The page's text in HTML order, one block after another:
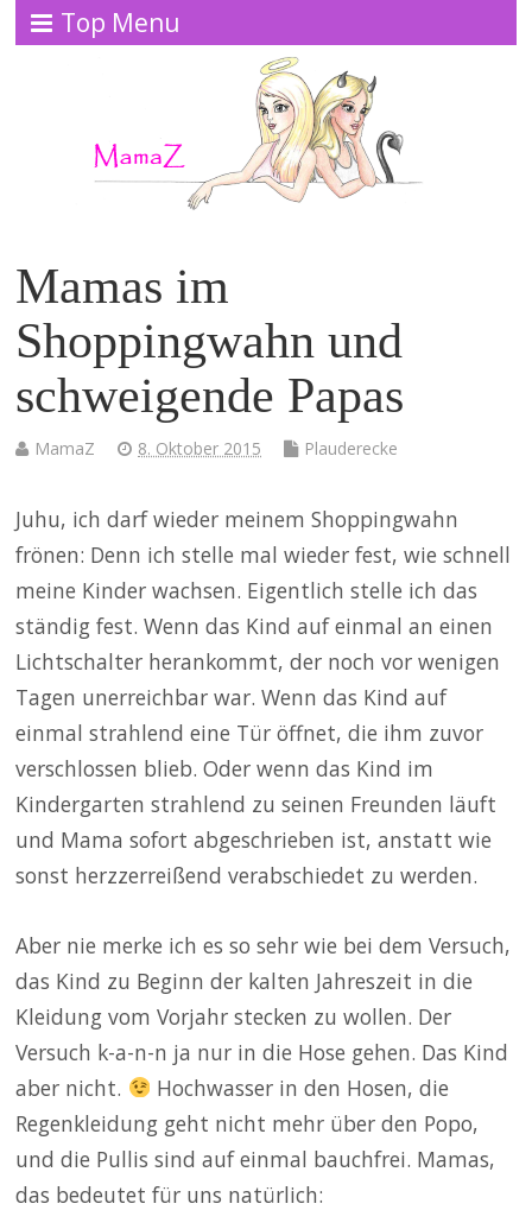
Top Menu
Mamas im
Shoppingwahn und
schweigende Papas
MamaZ 8. Oktober 2015 Plauderecke
Juhu, ich darf wieder meinem Shoppingwahn
frönen: Denn ich stelle mal wieder fest, wie schnell
meine Kinder wachsen. Eigentlich stelle ich das
ständig fest. Wenn das Kind auf einmal an einen
Lichtschalter herankommt, der noch vor wenigen
Tagen unerreichbar war. Wenn das Kind auf
einmal strahlend eine Tür öffnet, die ihm zuvor
verschlossen blieb. Oder wenn das Kind im
Kindergarten strahlend zu seinen Freunden läuft
und Mama sofort abgeschrieben ist, anstatt wie
sonst herzzerreißend verabschiedet zu werden.
Aber nie merke ich es so sehr wie bei dem Versuch,
das Kind zu Beginn der kalten Jahreszeit in die
Kleidung vom Vorjahr stecken zu wollen. Der
Versuch k-a-n-n ja nur in die Hose gehen. Das Kind
aber nicht.
Hochwasser in den Hosen, die
Regenkleidung geht nicht mehr über den Popo,
und die Pullis sind auf einmal bauchfrei. Mamas,
das bedeutet für uns natürlich: